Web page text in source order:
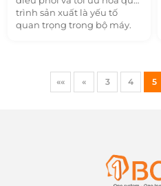
trình sản xuất là yếu tố
quan trọng trong bộ máy.
ứng, và bạn chưa tìm được
phần mềm quản lý sản
«« « 3 4 5